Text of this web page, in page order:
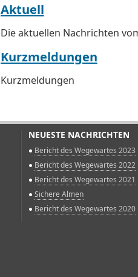
Aktuell
Die aktuellen Nachrichten
Kurzmeldungen
Kurzmeldungen
NEUESTE NACHRICHTEN
Bericht des Wegewartes 2023
Bericht des Wegewartes 2022
Bericht des Wegewartes 2021
Sichere Almen
Bericht des Wegewartes 2020